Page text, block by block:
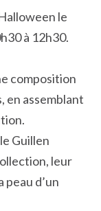
le
à 12h30.
composition
en assemblant
Guillen
leur
d’un